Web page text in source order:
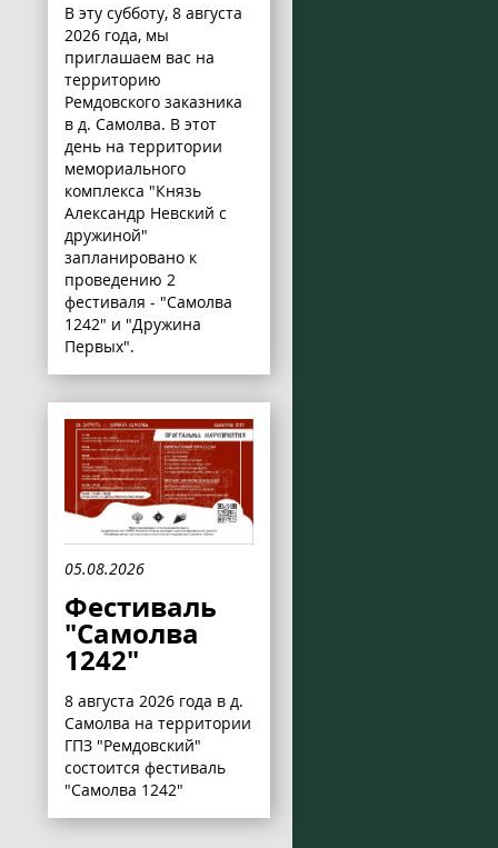
В эту субботу, 8 августа
2026 года, мы
приглашаем вас на
территорию
Ремдовского заказника
в д. Самолва. В этот
день на территории
мемориального
комплекса "Князь
Александр Невский с
дружиной"
запланировано к
проведению 2
фестиваля - "Самолва
1242" и "Дружина
Первых".
05.08.2026
Фестиваль
"Самолва
1242"
8 августа 2026 года в д.
Самолва на территории
ГПЗ "Ремдовский"
состоится фестиваль
"Самолва 1242"